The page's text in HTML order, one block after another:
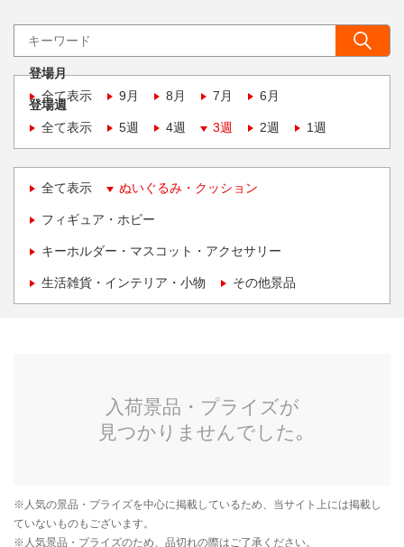
登場月
全て表示
9月 8月 7月 6月
登場週
全て表示
5週 4週 3週 2週 1週
全て表示 ぬいぐるみ・クッション
フィギュア・ホビー
キーホルダー・マスコット・アクセサリー
生活雑貨・インテリア・小物 その他景品